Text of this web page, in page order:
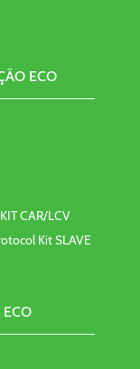
ECO
CAR/LCV
Kit SLAVE